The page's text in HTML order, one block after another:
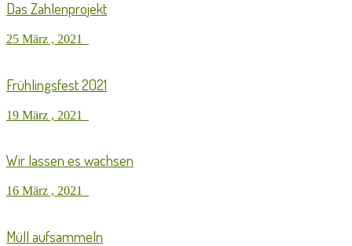
Das Zahlenprojekt
25 März , 2021
Frühlingsfest 2021
19 März , 2021
Wir lassen es wachsen
16 März , 2021
Müll aufsammeln